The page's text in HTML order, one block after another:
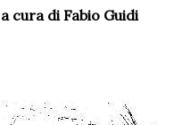
a cura di Fabio Guidi